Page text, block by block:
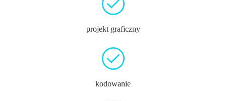
projekt graficzny
kodowanie